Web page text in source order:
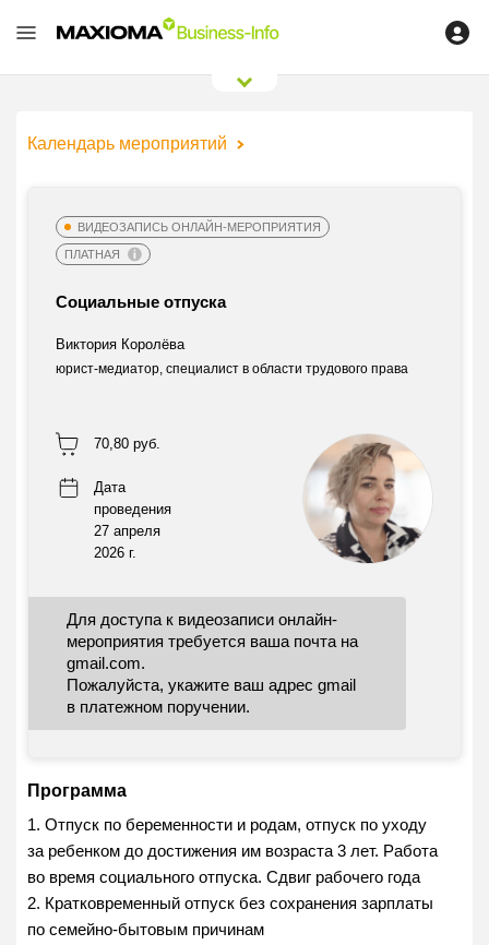
Календарь мероприятий
ВИДЕОЗАПИСЬ ОНЛАЙН-МЕРОПРИЯТИЯ
ПЛАТНАЯ
Социальные отпуска
Виктория Королёва
юрист-медиатор, специалист в области трудового права
70,80 руб.
Дата
проведения
27 апреля
2026 г.
Для доступа к видеозаписи онлайн-
мероприятия требуется ваша почта на
gmail.com.
Пожалуйста, укажите ваш адрес gmail
в платежном поручении.
Программа
1. Отпуск по беременности и родам, отпуск по уходу
за ребенком до достижения им возраста 3 лет. Работа
во время социального отпуска. Сдвиг рабочего года
2. Кратковременный отпуск без сохранения зарплаты
по семейно-бытовым причинам